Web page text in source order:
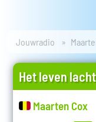
Jouwradio
Het leven
Maarten Cox